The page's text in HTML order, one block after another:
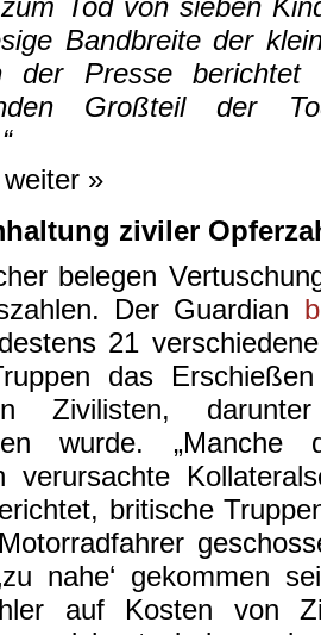
Bandbreite der
der Presse
Großteil der
»
ziviler
belegen
Der Guardian
21
das
Zivilisten,
wurde.
verursachte
britische
nahe‘ gekommen
auf Kosten von